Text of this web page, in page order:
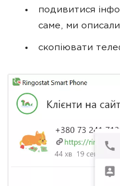
подивитися
саме, ми
скопіювати